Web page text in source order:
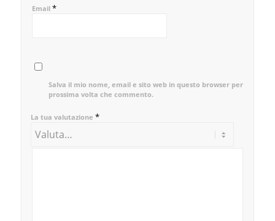
Email *
Salva il mio nome, email e sito web in questo browser per la
prossima volta che commento.
La tua valutazione *